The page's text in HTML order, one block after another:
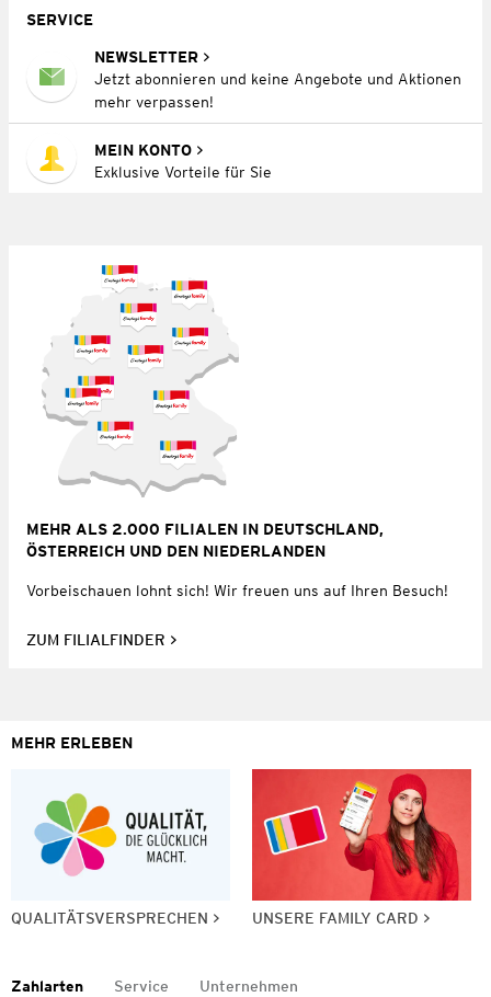
SERVICE
NEWSLETTER
Jetzt abonnieren und keine Angebote und Aktionen
mehr verpassen!
MEIN KONTO
Exklusive Vorteile für Sie
MEHR ALS 2.000 FILIALEN IN DEUTSCHLAND,
ÖSTERREICH UND DEN NIEDERLANDEN
Vorbeischauen lohnt sich! Wir freuen uns auf Ihren Besuch!
ZUM FILIALFINDER
MEHR ERLEBEN
QUALITÄTSVERSPRECHEN UNSERE FAMILY CARD
Zahlarten Service Unternehmen